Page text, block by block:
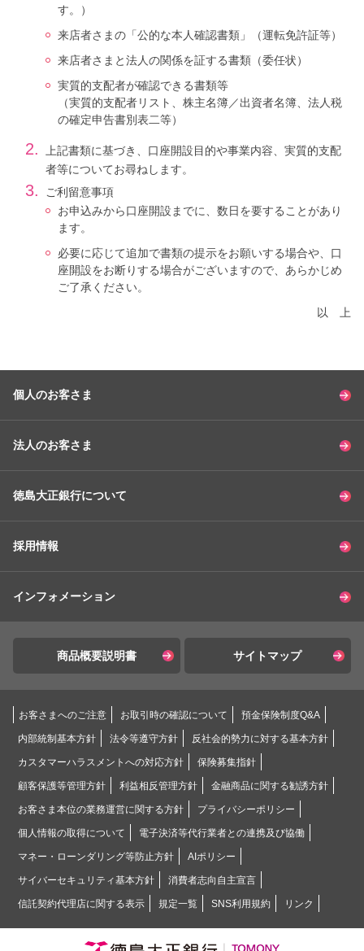
す。）
来店者さまの「公的な本人確認書類」（運転免許証等）
来店者さまと法人の関係を証する書類（委任状）
実質的支配者が確認できる書類等
（実質的支配者リスト、株主名簿／出資者名簿、法人税
の確定申告書別表二等）
2.
上記書類に基づき、口座開設目的や事業内容、実質的支配
者等についてお尋ねします。
3.
ご利留意事項
お申込みから口座開設までに、数日を要することがあり
ます。
必要に応じて追加で書類の提示をお願いする場合や、口
座開設をお断りする場合がございますので、あらかじめ
ご了承ください。
以上
個人のお客さま
法人のお客さま
徳島大正銀行について
採用情報
インフォメーション
商品概要説明書 サイトマップ
お客さまへのご注意 お取引時の確認について 預金保険制度Q&A
内部統制基本方針 法令等遵守方針 反社会的勢力に対する基本方針
カスタマーハラスメントへの対応方針 保険募集指針
顧客保護等管理方針 利益相反管理方針 金融商品に関する勧誘方針
お客さま本位の業務運営に関する方針 プライバシーポリシー
個人情報の取得について 電子決済等代行業者との連携及び協働
マネー・ローンダリング等防止方針 AIポリシー
サイバーセキュリティ基本方針 消費者志向自主宣言
信託契約代理店に関する表示 規定一覧 SNS利用規約 リンク